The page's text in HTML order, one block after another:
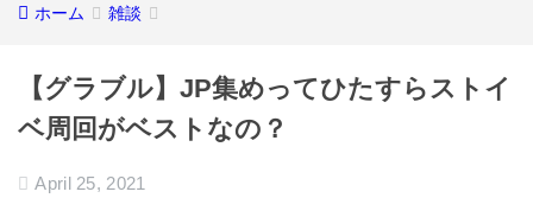
ホーム 雑談
【グラブル】JP集めってひたすらストイ
ベ周回がベストなの？
April 25, 2021